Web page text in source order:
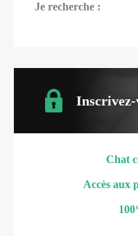
Je recherche :
Inscrivez-
Chat
Accès aux